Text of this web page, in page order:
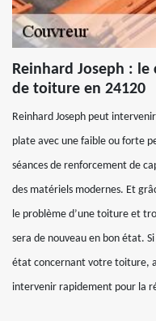
Reinhard Joseph :
de toiture en 24120
Reinhard Joseph peut
plate avec une faible ou forte
séances de renforcement de
des matériels modernes. Et
le problème d’une toiture et
sera de nouveau en bon état.
état concernant votre toiture,
intervenir rapidement pour la